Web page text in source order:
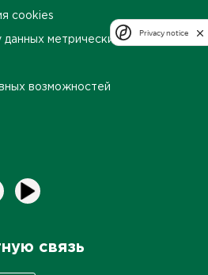
cookies
данных метрическими
возможностей
связь
Privacy notice